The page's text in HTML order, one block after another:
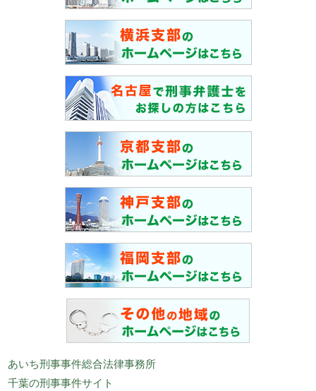
あいち刑事事件総合法律事務所
千葉の刑事事件サイト